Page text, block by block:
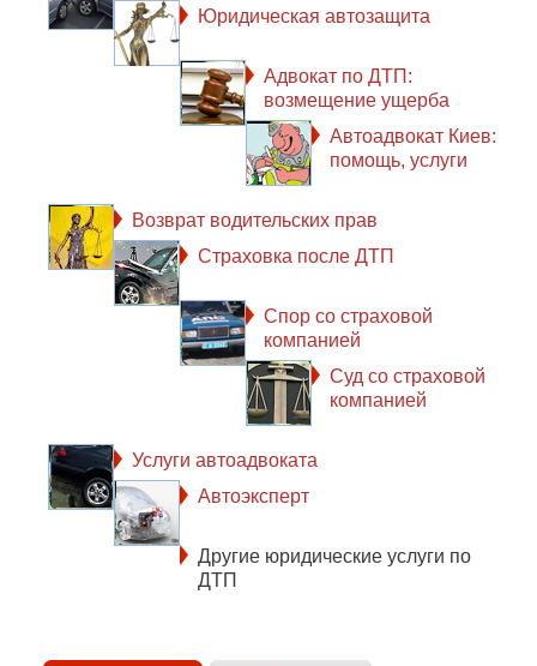
Юридическая автозащита
Адвокат по ДТП:
возмещение ущерба
Автоадвокат Киев:
помощь, услуги
Возврат водительских прав
Страховка после ДТП
Спор со страховой
компанией
Суд со страховой
компанией
Услуги автоадвоката
Автоэксперт
Другие юридические услуги по
ДТП